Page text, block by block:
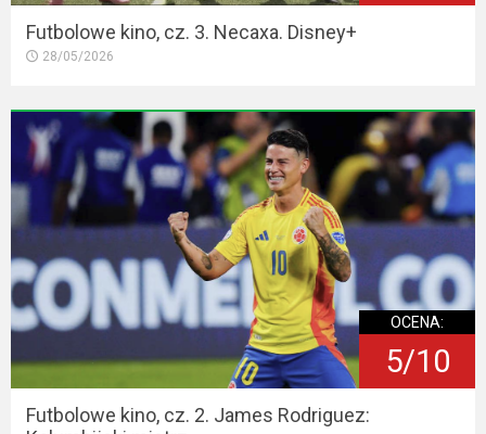
Futbolowe kino, cz. 3. Necaxa. Disney+
28/05/2026
OCENA:
5/10
Futbolowe kino, cz. 2. James Rodriguez: